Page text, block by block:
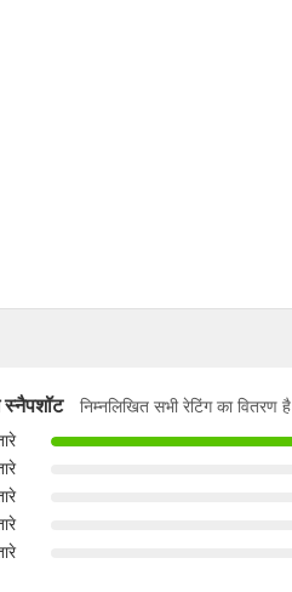
स्नैपशॉट
निम्नलिखित सभी रेटिंग का वितरण है